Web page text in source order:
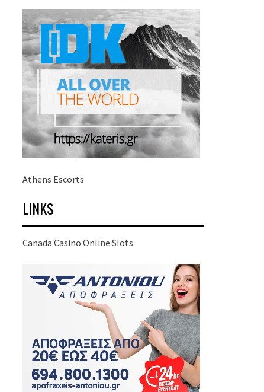
Athens Escorts
LINKS
Canada Casino Online Slots